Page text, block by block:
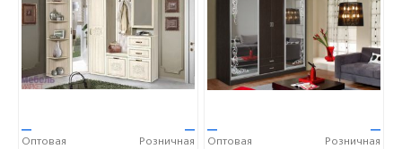
—
Оптовая
—
Розничная
—
Оптовая
—
Розничная